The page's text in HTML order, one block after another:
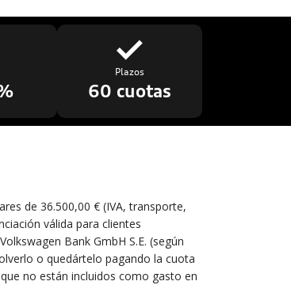
Plazos
60 cuotas
de 36.500,00 € (IVA, transporte,
válida para clientes
Bank GmbH S.E. (según
o quedártelo pagando la cuota
no están incluidos como gasto en